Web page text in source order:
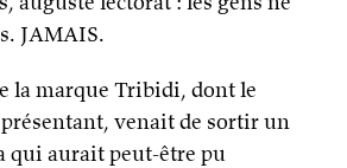
JAMAIS.
la marque Tribidi, dont le
venait de sortir un
qui aurait peut-être pu